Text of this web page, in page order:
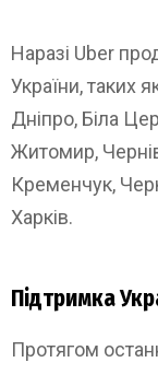
Наразі Uber
України, таких
Дніпро, Біла
Житомир,
Кременчук,
Харків.
Підтримка
Протягом